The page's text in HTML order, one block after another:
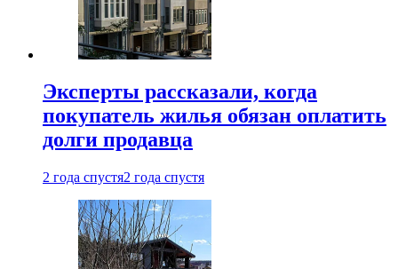
Эксперты рассказали, когда
покупатель жилья обязан оплатить
долги продавца
2 года спустя2 года спустя